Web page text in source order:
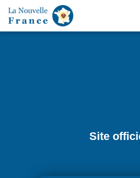
Site